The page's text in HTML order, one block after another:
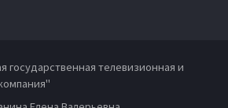
государственная телевизионная и